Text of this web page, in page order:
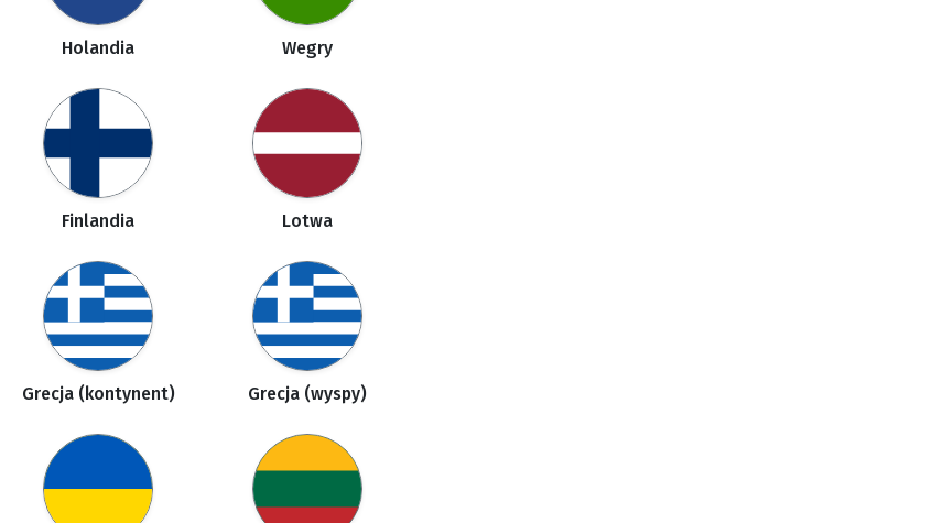
Holandia Wegry
Finlandia Lotwa
Grecja (kontynent) Grecja (wyspy)